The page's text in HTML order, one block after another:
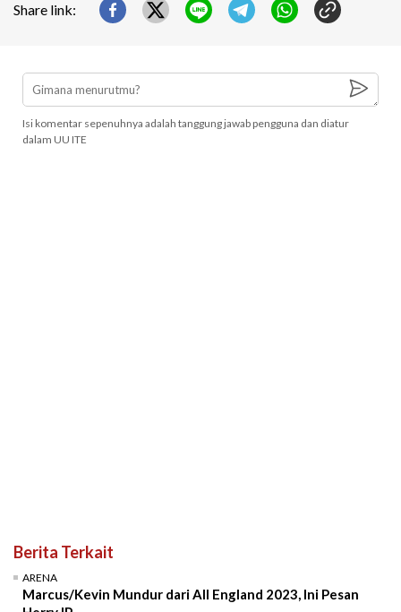
Share link:
Isi komentar sepenuhnya adalah tanggung jawab pengguna dan diatur
dalam UU ITE
Berita Terkait
ARENA
Marcus/Kevin Mundur dari All England 2023, Ini Pesan